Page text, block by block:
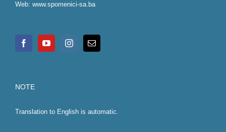
Web: www.spomenici-sa.ba
NOTE
Translation to English is automatic.